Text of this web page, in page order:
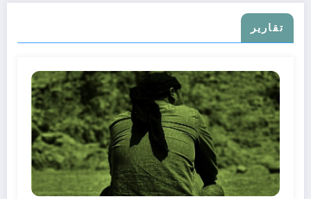
تقارير